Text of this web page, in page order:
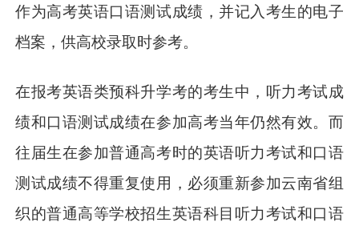
作为高考英语口语测试成绩，并记入考生的电子
档案，供高校录取时参考。
在报考英语类预科升学考的考生中，听力考试成
绩和口语测试成绩在参加高考当年仍然有效。而
往届生在参加普通高考时的英语听力考试和口语
测试成绩不得重复使用，必须重新参加云南省组
织的普通高等学校招生英语科目听力考试和口语